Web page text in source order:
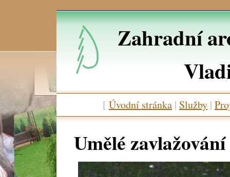
Zahradní
[ Úvodní stránka | Služby |
Umělé